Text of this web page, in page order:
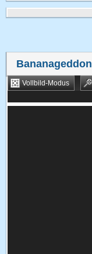
Bananageddon
Vollbild-Modus